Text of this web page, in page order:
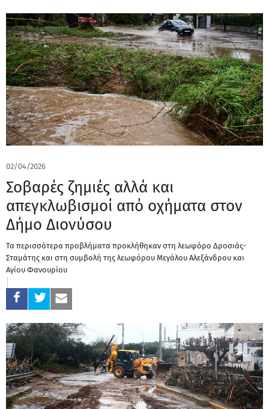
02/04/2026
Σοβαρές ζημιές αλλά και
απεγκλωβισμοί από οχήματα στον
Δήμο Διονύσου
Τα περισσότερα προβλήματα προκλήθηκαν στη λεωφόρο Δροσιάς-
Σταμάτης και στη συμβολή της λεωφόρου Μεγάλου Αλεξάνδρου και
Αγίου Φανουρίου